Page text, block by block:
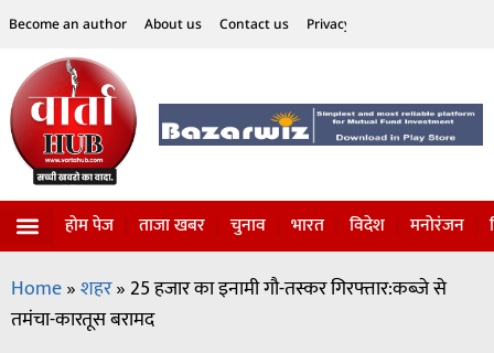
Become an author About us Contact us Privacy Policy
होम पेज ताजा खबर चुनाव भारत विदेश मनोरंजन
Home»शहर» 25 हजार का इनामी गौ-तस्कर गिरफ्तार:कब्जे से
तमंचा-कारतूस बरामद